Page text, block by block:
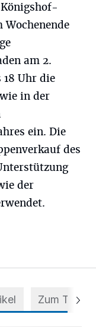
Königshof-
am 2.
18 Uhr die
in der
ein. Die
des
der
Zum Thema